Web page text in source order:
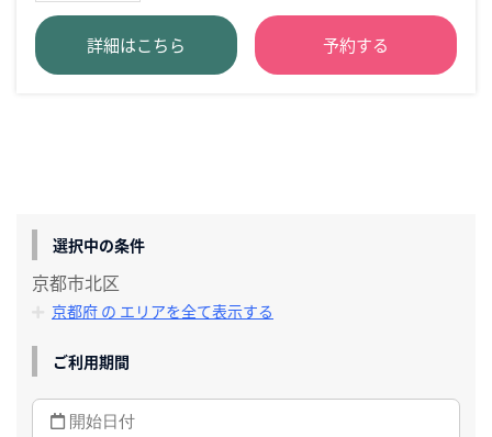
詳細はこちら 予約する
選択中の条件
京都市北区
京都府 の エリアを全て表示する
ご利用期間